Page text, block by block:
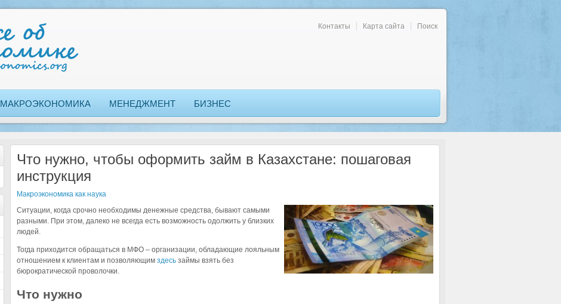
Контакты Карта сайта Поиск
МАКРОЭКОНОМИКА МЕНЕДЖМЕНТ БИЗНЕС
Что нужно, чтобы оформить займ в Казахстане: пошаговая
инструкция
Макроэкономика как наука
Ситуации, когда срочно необходимы денежные средства, бывают самыми
разными. При этом, далеко не всегда есть возможность одолжить у близких
людей.
Тогда приходится обращаться в МФО – организации, обладающие лояльным
отношением к клиентам и позволяющимздесь займы взять без
бюрократической проволочки.
Что нужно